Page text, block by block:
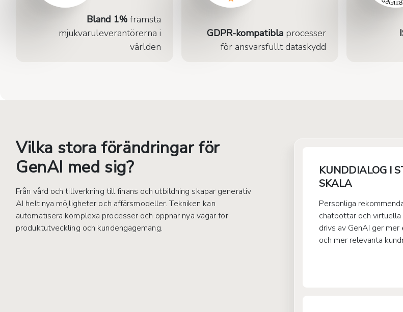
Bland 1%främsta
mjukvaruleverantörerna i
världen
GDPR-kompatibla processer
för ansvarsfullt dataskydd
Vilka stora förändringar för
GenAI med sig?
Från vård och tillverkning till finans och utbildning skapar generativ
AI helt nya möjligheter och affärsmodeller. Tekniken kan
automatisera komplexa processer och öppnar nya vägar för
produktutveckling och kundengagemang.
KUNDDIALOG I
SKALA
Personliga
chatbottar och
drivs av GenAI ger mer
och mer relevanta